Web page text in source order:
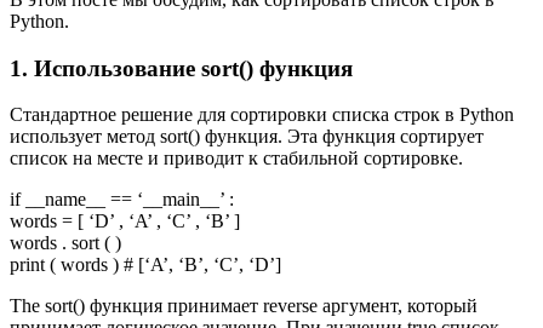
Python.
1. Использование sort() функция
Стандартное решение для сортировки списка строк в Python
использует метод sort() функция. Эта функция сортирует
список на месте и приводит к стабильной сортировке.
if __name__ == ‘__main__’ :
words = [ ‘D’ , ‘A’ , ‘C’ , ‘B’ ]
words . sort ( )
print ( words ) # [‘A’, ‘B’, ‘C’, ‘D’]
The sort() функция принимает reverse аргумент, который